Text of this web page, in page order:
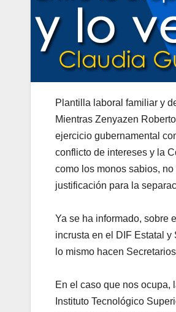
Plantilla laboral familiar y
Mientras Zenyazen
ejercicio gubernamental
conflicto de intereses y la
como los monos sabios,
justificación para la
Ya se ha informado, sobre
incrusta en el DIF Estatal
lo mismo hacen
En el caso que nos ocupa,
Instituto Tecnológico